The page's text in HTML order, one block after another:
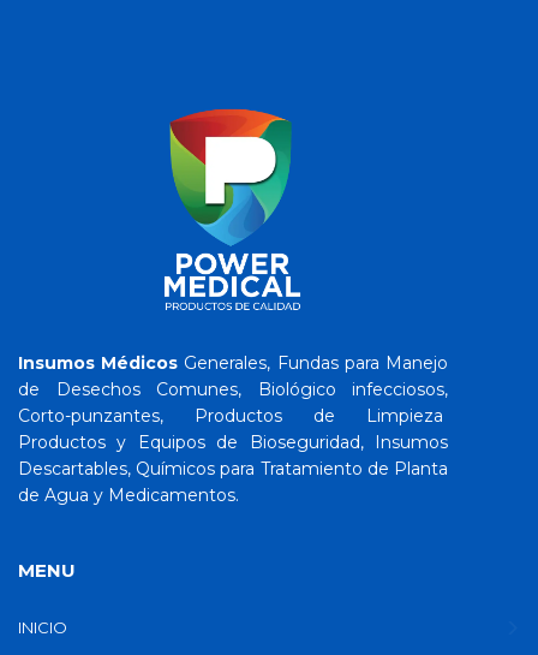
Insumos Médicos Generales, Fundas para Manejo
de Desechos Comunes, Biológico ­infecciosos,
Corto-punzantes, Productos de Limpieza
Productos y Equipos de Bioseguridad, Insumos
Descartables, Químicos para Tratamiento de Planta
de Agua y Medicamentos.
MENU
INICIO